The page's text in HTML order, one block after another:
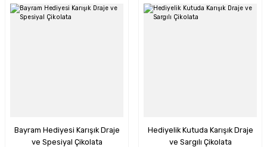
Bayram Hediyesi Karışık Draje
ve Spesiyal Çikolata
Hediyelik Kutuda Karışık Draje
ve Sargılı Çikolata